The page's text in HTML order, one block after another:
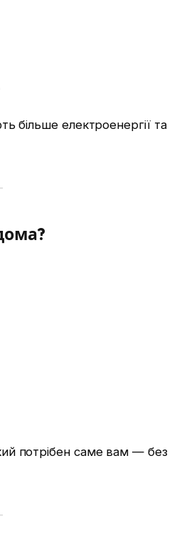
більше електроенергії та
потрібен саме вам — без